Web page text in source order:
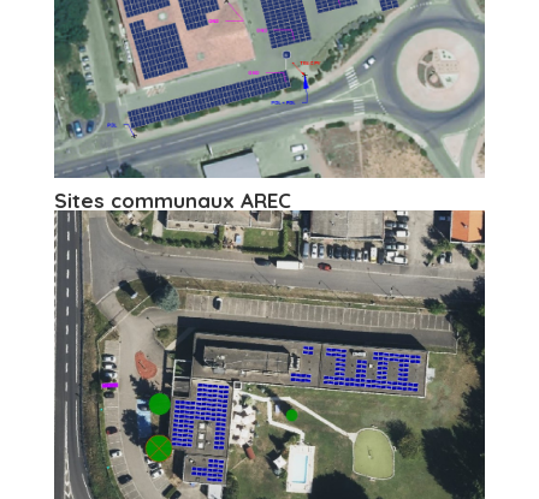
Sites communaux AREC